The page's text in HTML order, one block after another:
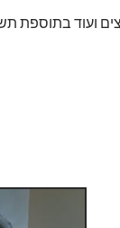
ועוד בתוספת